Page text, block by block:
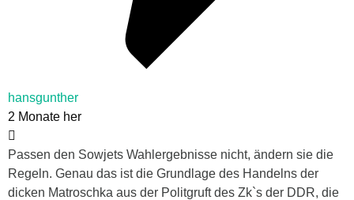
hansgunther
2 Monate her
Passen den Sowjets Wahlergebnisse nicht, ändern sie die
Regeln. Genau das ist die Grundlage des Handelns der
dicken Matroschka aus der Politgruft des Zk`s der DDR, die